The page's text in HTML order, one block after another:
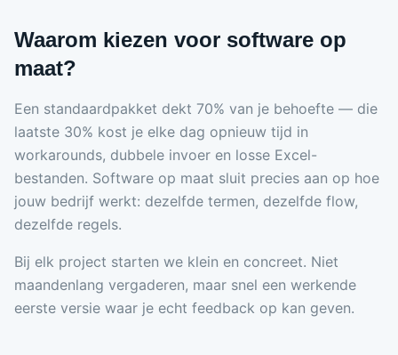
Waarom kiezen voor software op
maat?
Een standaardpakket dekt 70% van je behoefte — die
laatste 30% kost je elke dag opnieuw tijd in
workarounds, dubbele invoer en losse Excel-
bestanden. Software op maat sluit precies aan op hoe
jouw bedrijf werkt: dezelfde termen, dezelfde flow,
dezelfde regels.
Bij elk project starten we klein en concreet. Niet
maandenlang vergaderen, maar snel een werkende
eerste versie waar je echt feedback op kan geven.